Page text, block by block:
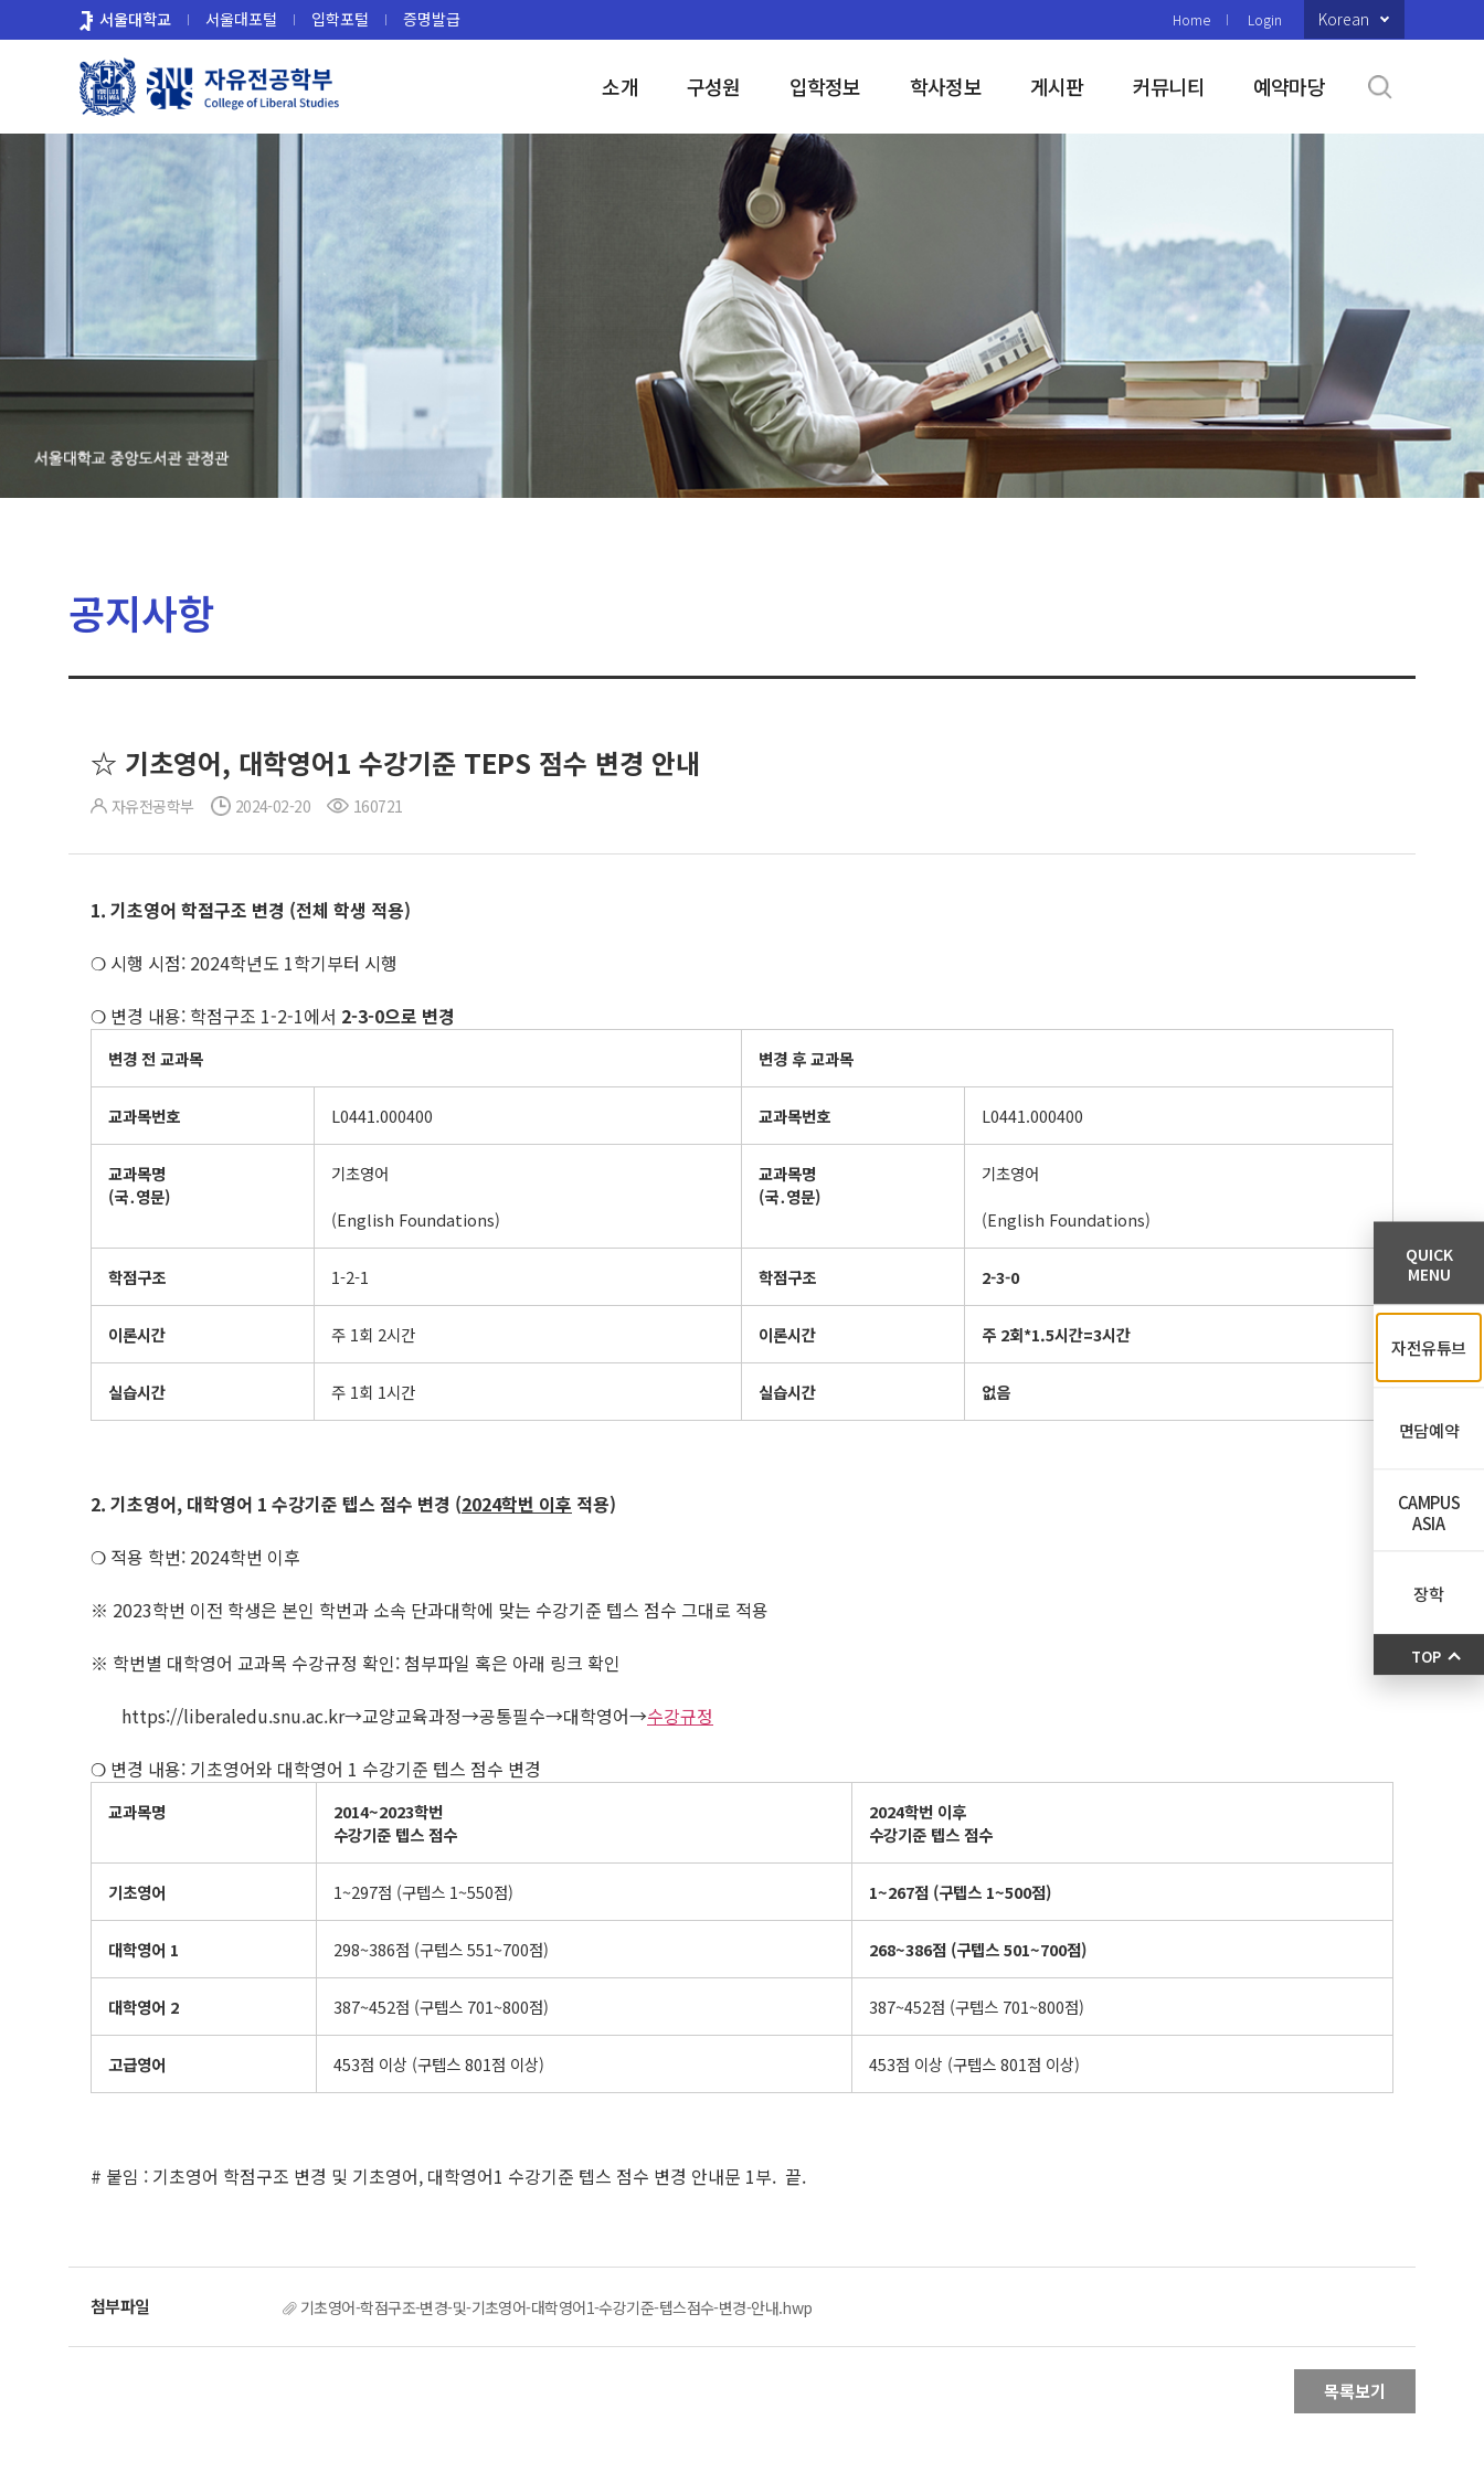
로
서울대학교 서울대포털 입학포털 증명발급 Home Login Korean
소개 구성원 입학정보 학사정보 게시판 커뮤니티 예약마당
공지사항
☆ 기초영어, 대학영어1 수강기준 TEPS 점수 변경 안내
자유전공학부 2024-02-20 160721
1. 기초영어 학점구조 변경 (전체 학생 적용)
❍ 시행 시점: 2024학년도 1학기부터 시행
❍ 변경 내용: 학점구조 1-2-1에서 2-3-0으로 변경
변경 전 교과목 변경 후 교과목
교과목번호 L0441.000400 교과목번호 L0441.000400
교과목명
(국․영문)
기초영어
(English Foundations)
교과목명
(국․영문)
기초영어
(English Foundations)
학점구조 1-2-1 학점구조 2-3-0
이론시간 주 1회 2시간 이론시간 주 2회*1.5시간=3시간
실습시간 주 1회 1시간 실습시간 없음
2. 기초영어, 대학영어 1 수강기준 텝스 점수 변경 (2024학번 이후 적용)
❍ 적용 학번: 2024학번 이후
※ 2023학번 이전 학생은 본인 학번과 소속 단과대학에 맞는 수강기준 텝스 점수 그대로 적용
※ 학번별 대학영어 교과목 수강규정 확인: 첨부파일 혹은 아래 링크 확인
https://liberaledu.snu.ac.kr→교양교육과정→공통필수→대학영어→수강규정
❍ 변경 내용: 기초영어와 대학영어 1 수강기준 텝스 점수 변경
교과목명 2014~2023학번
수강기준 텝스 점수
2024학번 이후
수강기준 텝스 점수
기초영어 1~297점 (구텝스 1~550점) 1~267점 (구텝스 1~500점)
대학영어 1 298~386점 (구텝스 551~700점) 268~386점 (구텝스501~700점)
대학영어 2 387~452점 (구텝스 701~800점) 387~452점 (구텝스 701~800점)
고급영어 453점 이상 (구텝스 801점 이상) 453점 이상 (구텝스 801점 이상)
# 붙임 : 기초영어 학점구조 변경 및 기초영어, 대학영어1 수강기준 텝스 점수 변경 안내문 1부. 끝.
기초영어-학점구조-변경-및-기초영어-대학영어1-수강기준-텝스점수-변경-안내.hwp
목록보기
QUICK
MENU
자전유튜브
면담예약
CAMPUS
ASIA
장학
TOP